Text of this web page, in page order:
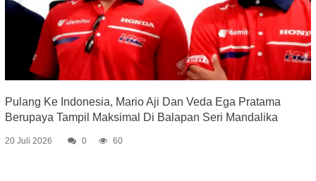
Pulang Ke Indonesia, Mario Aji Dan Veda Ega Pratama
Berupaya Tampil Maksimal Di Balapan Seri Mandalika
20 Juli 2026 0 60